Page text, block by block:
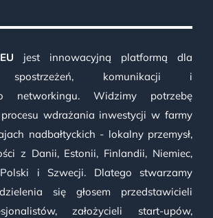
jest innowacyjną platformą dla
spostrzeżeń, komunikacji i
networkingu. Widzimy potrzebę
procesu wdrażania inwestycji w farmy
nadbałtyckich - lokalny przemysł,
z Danii, Estonii, Finlandii, Niemiec,
i Szwecji. Dlatego stwarzamy
się głosem przedstawicieli
założycieli start-upów,